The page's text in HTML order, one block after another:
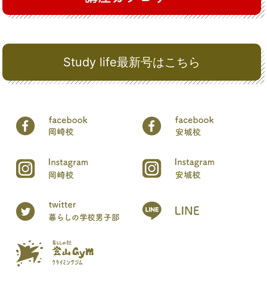
Study life最新号はこちら